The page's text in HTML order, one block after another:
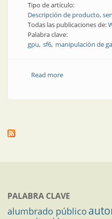
Tipo de artículo:
Descripción de producto,
Todas las publicaciones de:
Palabra clave:
gpu sf6 manipulación de
Read moreabout
PALABRA CLAVE
alumbrado público